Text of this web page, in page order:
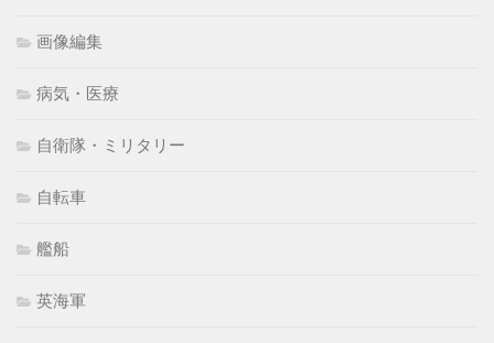
画像編集
病気・医療
自衛隊・ミリタリー
自転車
艦船
英海軍